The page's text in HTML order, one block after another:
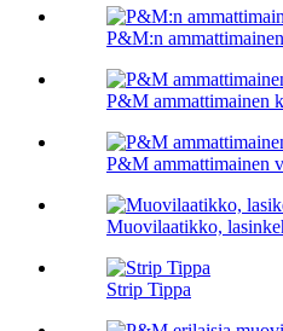
P&M:n
P&M ammattimainen
P&M ammattimainen
Muovilaatikko,
Strip Tippa